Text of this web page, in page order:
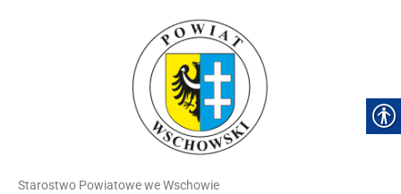
Starostwo Powiatowe we Wschowie